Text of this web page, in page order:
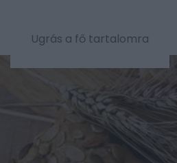
Ugrás a fő tartalomra